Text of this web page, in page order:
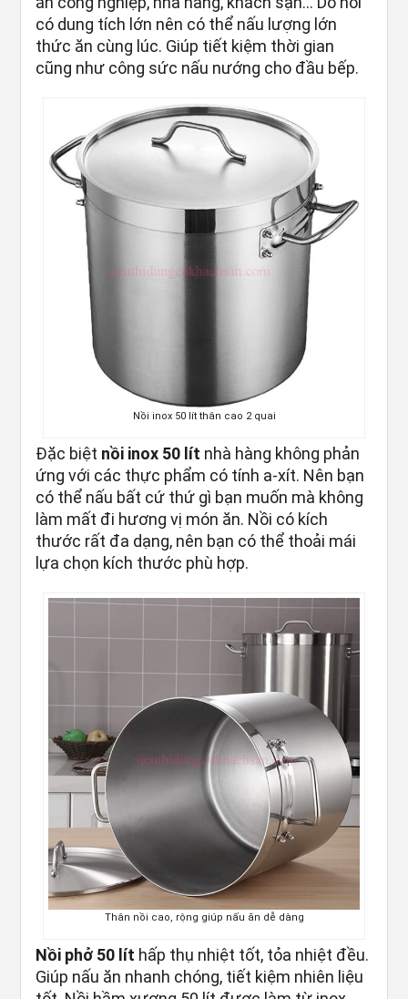
có dung tích lớn nên có thể nấu lượng lớn
thức ăn cùng lúc. Giúp tiết kiệm thời gian
cũng như công sức nấu nướng cho đầu bếp.
Nồi inox 50 lít thân cao 2 quai
Đặc biệt nồi inox 50 lít nhà hàng không phản
ứng với các thực phẩm có tính a-xít. Nên bạn
có thể nấu bất cứ thứ gì bạn muốn mà không
làm mất đi hương vị món ăn. Nồi có kích
thước rất đa dạng, nên bạn có thể thoải mái
lựa chọn kích thước phù hợp.
Thân nồi cao, rộng giúp nấu ăn dễ dàng
Nồi phở 50 lít hấp thụ nhiệt tốt, tỏa nhiệt đều.
Giúp nấu ăn nhanh chóng, tiết kiệm nhiên liệu